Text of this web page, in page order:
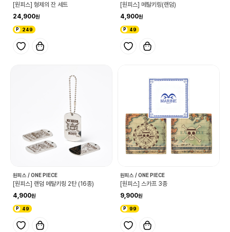
[원피스] 형제의 잔 세트
24,900
249
[원피스] 메탈키링(랜덤)
4,900
49
원피스 / ONE PIECE
[원피스] 랜덤 메탈키링 2탄 (16종)
4,900
49
원피스 / ONE PIECE
[원피스] 스카프 3종
9,900
99